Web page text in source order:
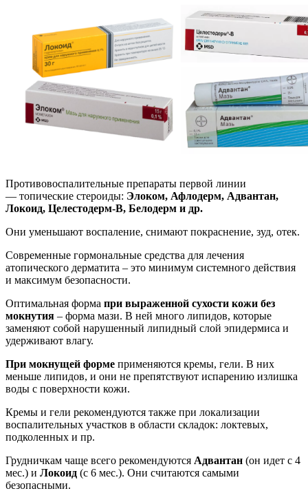
Противовоспалительные препараты первой линии
— топические стероиды: Элоком, Афлодерм, Адвантан,
Локоид, Целестодерм-В, Белодерм и др.
Они уменьшают воспаление, снимают покраснение, зуд, отек.
Современные гормональные средства для лечения
атопического дерматита – это минимум системного действия
и максимум безопасности.
Оптимальная форма при выраженной сухости кожи без
мокнутия – форма мази. В ней много липидов, которые
заменяют собой нарушенный липидный слой эпидермиса и
удерживают влагу.
При мокнущей форме применяются кремы, гели. В них
меньше липидов, и они не препятствуют испарению излишка
воды с поверхности кожи.
Кремы и гели рекомендуются также при локализации
воспалительных участков в области складок: локтевых,
подколенных и пр.
Грудничкам чаще всего рекомендуются Адвантан (он идет с 4
мес.) и Локоид (с 6 мес.). Они считаются самыми
безопасными.